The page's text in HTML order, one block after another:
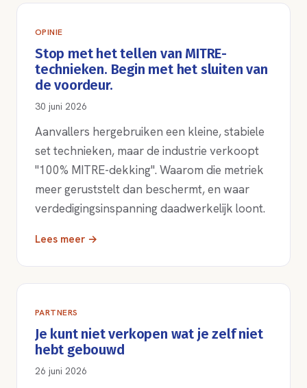
OPINIE
Stop met het tellen van MITRE-
technieken. Begin met het sluiten van
de voordeur.
30 juni 2026
Aanvallers hergebruiken een kleine, stabiele
set technieken, maar de industrie verkoopt
"100% MITRE-dekking". Waarom die metriek
meer geruststelt dan beschermt, en waar
verdedigingsinspanning daadwerkelijk loont.
Lees meer →
PARTNERS
Je kunt niet verkopen wat je zelf niet
hebt gebouwd
26 juni 2026